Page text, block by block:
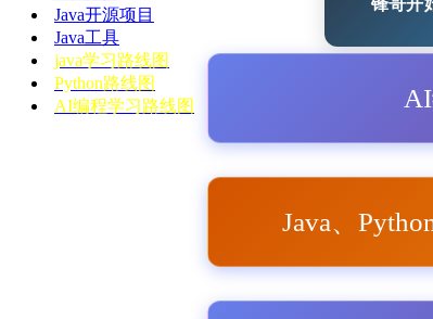
Java开源项目
Java工具
java学习路线图
Python路线图
AI编程学习路线图
锋哥开
Java、